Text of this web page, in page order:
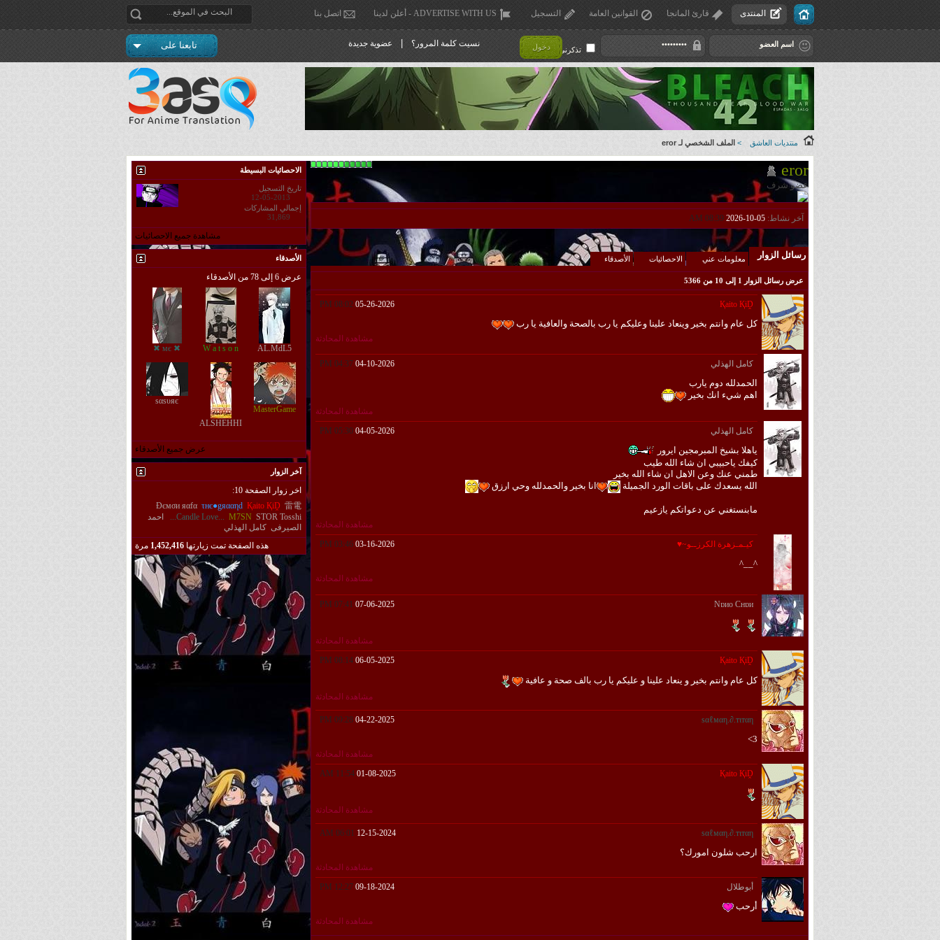
المنتدى قارئ المانجا القوانين العامة التسجيل ADVERTISE WITH US - أعلن لدينا اتصل بنا
تذكرني ! دخول نسيت كلمة المرور؟ عضوية جديدة تابعنا على
منتديات العاشق > الملف الشخصي لـ eror
eror
عضو شرف
آخر نشاط: 08:39 AM
رسائل الزوار معلومات عني الاحصائيات الأصدقاء
عرض رسائل الزوار 1 إلى 10 من 5366
05-26-2026
08:02 PM Қaito ҚiḒ
كل عام وانتم بخير وينعاد علينا وعليكم يا رب بالصحة والعافية يا رب
مشاهدة المحادثة
04-10-2026
04:37 PM كامل الهذلي
الحمدلله دوم يارب
اهم شيء انك بخير
مشاهدة المحادثة
04-05-2026
05:30 PM كامل الهذلي
ياهلا بشيخ المبرمجين ايرور
كيفك ياحبيبي ان شاء الله طيب
طمني عنك وعن الاهل ان شاء الله بخير
الله يسعدك على باقات الورد الجميلة
انا بخير والحمدلله وحي ارزق
مابنستغني عن دعواتكم يازعيم
مشاهدة المحادثة
03-16-2026
03:46 PM كيـمـزهرة الكرزــو~♥
^__^
مشاهدة المحادثة
07-06-2025
07:41 PM Nɒиo Cнɒи
مشاهدة المحادثة
06-05-2025
08:14 PM Қaito ҚiḒ
كل عام وانتم بخير و ينعاد علينا و عليكم يا رب بالف صحة و عافية
مشاهدة المحادثة
04-22-2025
09:28 PM ѕαℓмαη.∂.тιтαη
3>
مشاهدة المحادثة
01-08-2025
11:54 AM Қaito ҚiḒ
مشاهدة المحادثة
12-15-2024
06:01 AM ѕαℓмαη.∂.тιтαη
ارحب شلون امورك؟
مشاهدة المحادثة
09-18-2024
12:27 PM أبوطلال
أرحب
مشاهدة المحادثة
الاحصائيات البسيطة
تاريخ التسجيل
12-05-2013
إجمالي المشاركات
31,869
مشاهدة جميع الاحصائيات
الأصدقاء
عرض 6 إلى 78 من الأصدقاء
AL.MdL5
W a t s o n
✖ мє ✖
MasterGame
ALSHEHHI
ѕαѕυяє
عرض جميع الأصدقاء
آخر الزوار
اخر زوار الصفحة 10:
Đємσи яαfα τнє●gяααηd Қaito ҚiḒ 雷電
...Candle Love... M7SN STOR Tosshi
احمد
الصيرفى كامل الهذلي
هذه الصفحة تمت زيارتها 1,452,416 مرة